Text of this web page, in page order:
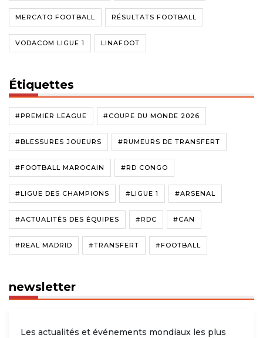
MERCATO FOOTBALL RÉSULTATS FOOTBALL
VODACOM LIGUE 1 LINAFOOT
Étiquettes
#PREMIER LEAGUE #COUPE DU MONDE 2026
#BLESSURES JOUEURS #RUMEURS DE TRANSFERT
#FOOTBALL MAROCAIN #RD CONGO
#LIGUE DES CHAMPIONS #LIGUE 1 #ARSENAL
#ACTUALITÉS DES ÉQUIPES #RDC #CAN
#REAL MADRID #TRANSFERT #FOOTBALL
newsletter
Les actualités et événements mondiaux les plus